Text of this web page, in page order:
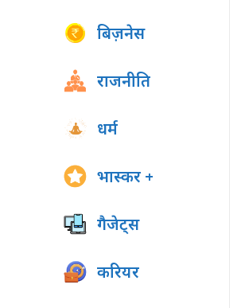
बिज़नेस
राजनीति
धर्म
भास्कर +
गैजेट्स
करियर